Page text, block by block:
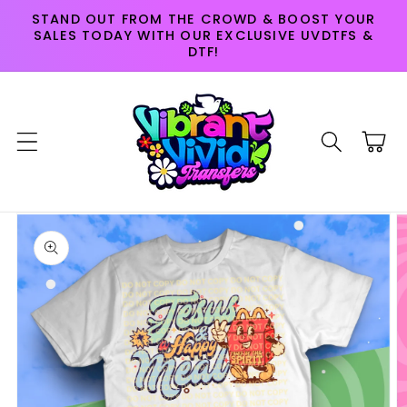
Skip to
content
STAND OUT FROM THE CROWD & BOOST YOUR
SALES TODAY WITH OUR EXCLUSIVE UVDTFS &
DTF!
Cart
Skip to
product
information